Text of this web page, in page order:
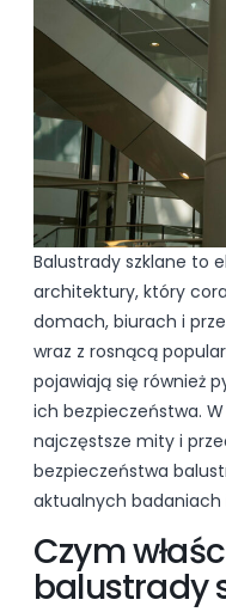
Balustrady szklane to
architektury, który
domach, biurach i
wraz z rosnącą
pojawiają się również
ich bezpieczeństwa.
najczęstsze mity i
bezpieczeństwa
aktualnych badaniach
Czym
balustrady